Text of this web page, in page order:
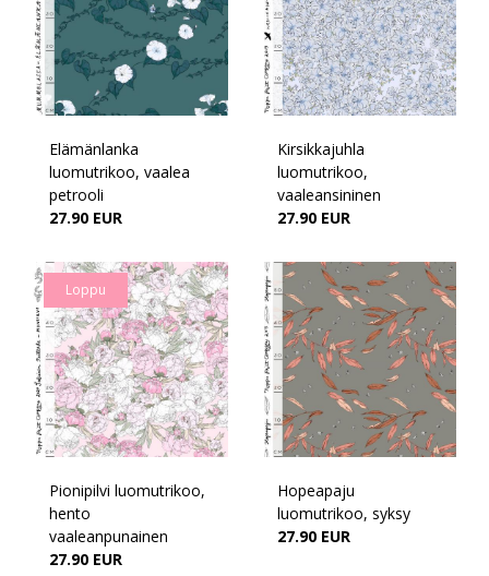
Elämänlanka
luomutrikoo, vaalea
petrooli
27.90 EUR
Kirsikkajuhla
luomutrikoo,
vaaleansininen
27.90 EUR
Loppu
Pionipilvi luomutrikoo,
hento
vaaleanpunainen
27.90 EUR
Hopeapaju
luomutrikoo, syksy
27.90 EUR